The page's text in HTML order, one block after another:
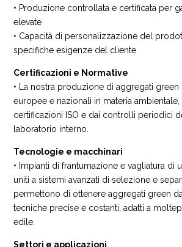
• Produzione controllata e certificata per
elevate
• Capacità di personalizzazione del
specifiche esigenze del cliente
Certificazioni e Normative
• La nostra produzione di aggregati
europee e nazionali in materia
certificazioni ISO e dai controlli periodici
laboratorio interno.
Tecnologie e macchinari
• Impianti di frantumazione e vagliatura di
uniti a sistemi avanzati di selezione e
permettono di ottenere aggregati green
tecniche precise e costanti, adatti a
edile.
Settori e applicazioni